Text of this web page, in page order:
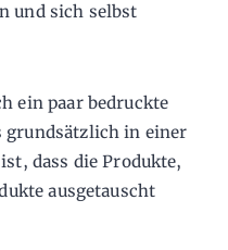
und sich selbst
ein paar bedruckte
grundsätzlich in einer
dass die Produkte,
ausgetauscht